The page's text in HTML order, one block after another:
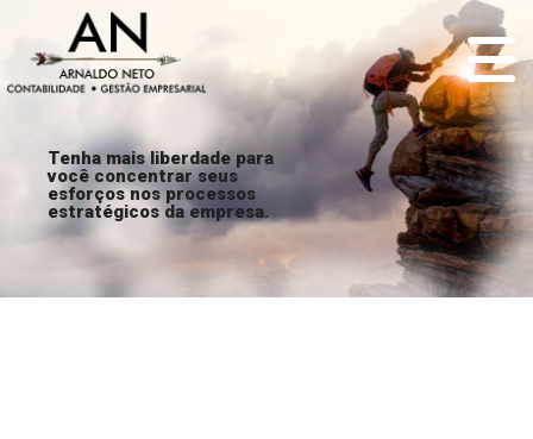
Tenha mais liberdade para
você concentrar seus
esforços nos processos
estratégicos da empresa.